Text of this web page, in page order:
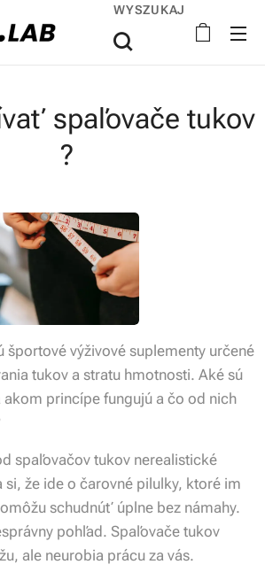
WYSZUKAJ
spaľovače tukov
?
športové výživové suplementy určené
tukov a stratu hmotnosti. Aké sú
akom princípe fungujú a čo od nich
spaľovačov tukov nerealistické
si, že ide o čarovné pilulky, ktoré im
schudnúť úplne bez námahy.
pohľad. Spaľovače tukov
ale neurobia prácu za vás.